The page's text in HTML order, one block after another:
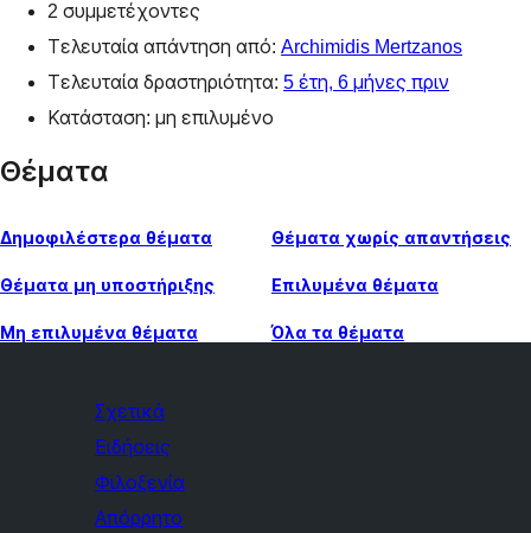
2 συμμετέχοντες
Τελευταία απάντηση από: Archimidis Mertzanos
Τελευταία δραστηριότητα: 5 έτη, 6 μήνες πριν
Κατάσταση: μη επιλυμένο
Θέματα
Δημοφιλέστερα θέματα Θέματα χωρίς απαντήσεις
Θέματα μη υποστήριξης Επιλυμένα θέματα
Μη επιλυμένα θέματα Όλα τα θέματα
Σχετικά
Ειδήσεις
Φιλοξενία
Απόρρητο